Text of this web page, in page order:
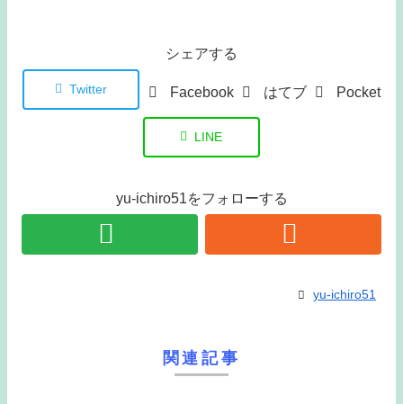
シェアする
Twitter Facebook はてブ Pocket
LINE
yu-ichiro51をフォローする
yu-ichiro51
関連記事